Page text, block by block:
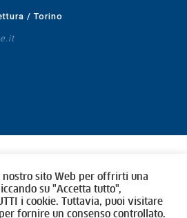
/ Torino
nostro sito Web per offrirti una
su "Accetta tutto",
i cookie. Tuttavia, puoi visitare
fornire un consenso controllato.